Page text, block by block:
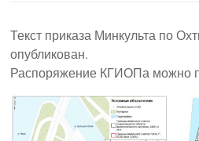
Текст приказа Минкульта по
опубликован.
Распоряжение КГИОПа можно